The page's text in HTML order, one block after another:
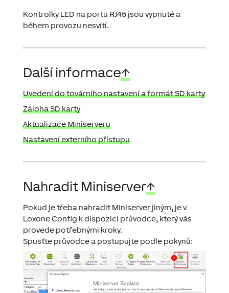
Kontrolky LED na portu RJ45 jsou vypnuté a
během provozu nesvítí.
Další informace↑
Uvedení do továrního nastavení a formát SD karty
Záloha SD karty
Aktualizace Miniserveru
Nastavení externího přístupu
Nahradit Miniserver↑
Pokud je třeba nahradit Miniserver jiným, je v
Loxone Config k dispozici průvodce, který vás
provede potřebnými kroky.
Spusťte průvodce a postupujte podle pokynů: